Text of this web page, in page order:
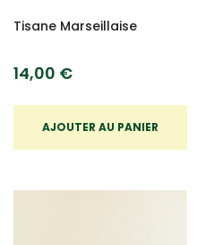
Tisane Marseillaise
14,00 €
AJOUTER AU PANIER